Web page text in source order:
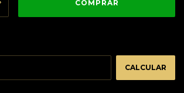
CALCULAR